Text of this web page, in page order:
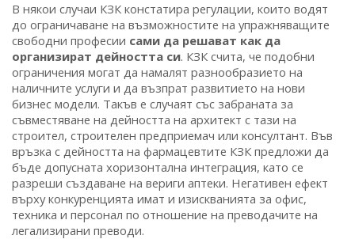
В някои случаи КЗК констатира регулации, които водят
до ограничаване на възможностите на упражняващите
свободни професии сами да решават как да
организират дейността си. КЗК счита, че подобни
ограничения могат да намалят разнообразието на
наличните услуги и да възпрат развитието на нови
бизнес модели. Такъв е случаят със забраната за
съвместяване на дейността на архитект с тази на
строител, строителен предприемач или консултант. Във
връзка с дейността на фармацевтите КЗК предложи да
бъде допусната хоризонтална интеграция, като се
разреши създаване на вериги аптеки. Негативен ефект
върху конкуренцията имат и изискванията за офис,
техника и персонал по отношение на преводачите на
легализирани преводи.